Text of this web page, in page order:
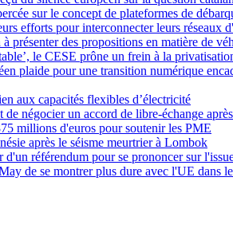
sur le concept de plateformes de
efforts pour interconnecter leurs réseaux
présenter des propositions en matière de
le CESE prône un frein à la
plaide pour une transition numérique
aux capacités flexibles d’électricité
négocier un accord de libre-échange
millions d'euros pour soutenir les PME
après le séisme meurtrier à Lombok
référendum pour se prononcer sur
de se montrer plus dure avec l'UE dans